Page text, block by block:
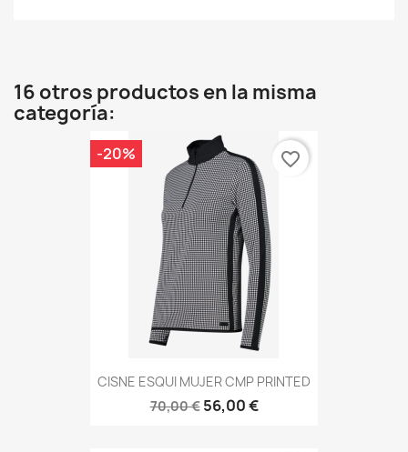
16 otros productos en la misma
categoría:
CISNE ESQUI MUJER CMP PRINTED
70,00 € 56,00 €
-20% favorite_border